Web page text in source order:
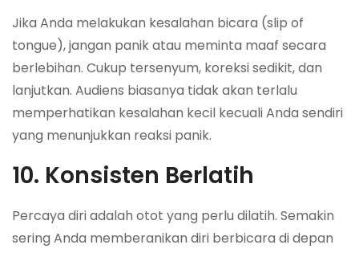
Jika Anda melakukan kesalahan bicara (slip of
tongue), jangan panik atau meminta maaf secara
berlebihan. Cukup tersenyum, koreksi sedikit, dan
lanjutkan. Audiens biasanya tidak akan terlalu
memperhatikan kesalahan kecil kecuali Anda sendiri
yang menunjukkan reaksi panik.
10. Konsisten Berlatih
Percaya diri adalah otot yang perlu dilatih. Semakin
sering Anda memberanikan diri berbicara di depan